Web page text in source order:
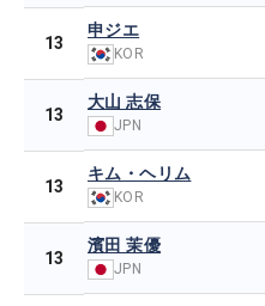
13
申ジエ
KOR
13
大山 志保
JPN
13
キム・ヘリム
KOR
13
濱田 茉優
JPN